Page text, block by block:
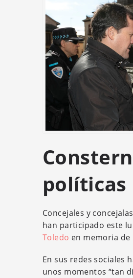
políticas
Concejales y
han participado este
Toledo en memoria de
En sus redes sociales
unos momentos “tan